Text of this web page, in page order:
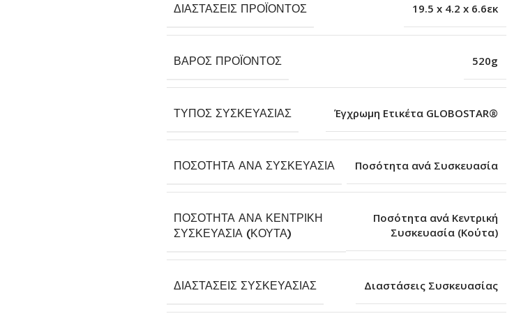
ΔΙΑΣΤΆΣΕΙΣ ΠΡΟΪΌΝΤΟΣ 19.5 x 4.2 x 6.6εκ
ΒΆΡΟΣ ΠΡΟΪΌΝΤΟΣ 520g
ΤΎΠΟΣ ΣΥΣΚΕΥΑΣΊΑΣ Έγχρωμη Ετικέτα GLOBOSTAR®
ΠΟΣΌΤΗΤΑ ΑΝΆ ΣΥΣΚΕΥΑΣΊΑ Ποσότητα ανά Συσκευασία
ΠΟΣΌΤΗΤΑ ΑΝΆ ΚΕΝΤΡΙΚΉ
ΣΥΣΚΕΥΑΣΊΑ (ΚΟΎΤΑ)
Ποσότητα ανά Κεντρική
Συσκευασία (Κούτα)
ΔΙΑΣΤΆΣΕΙΣ ΣΥΣΚΕΥΑΣΊΑΣ Διαστάσεις Συσκευασίας